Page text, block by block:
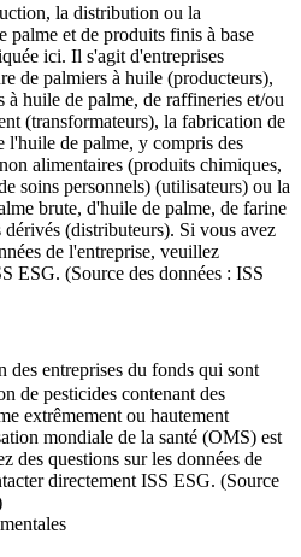
la distribution ou la
palme et de produits finis à base
ici. Il s'agit d'entreprises
de palmiers à huile (producteurs),
huile de palme, de raffineries et/ou
(transformateurs), la fabrication de
l'huile de palme, y compris des
alimentaires (produits chimiques,
soins personnels) (utilisateurs) ou la
brute, d'huile de palme, de farine
(distributeurs). Si vous avez
de l'entreprise, veuillez
ESG. (Source des données : ISS
des entreprises du fonds qui sont
de pesticides contenant des
extrêmement ou hautement
mondiale de la santé (OMS) est
des questions sur les données de
directement ISS ESG. (Source